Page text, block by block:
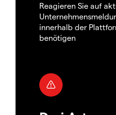
Reagieren Sie auf
innerhalb der
benötigen